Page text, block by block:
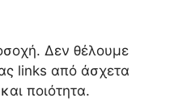
Δεν θέλουμε
links από άσχετα
ποιότητα.